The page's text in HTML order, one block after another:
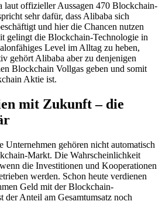
offizieller Aussagen 470 Blockchain-
sehr dafür, dass Alibaba sich
und hier die Chancen nutzen
gelingt die Blockchain-Technologie in
Level im Alltag zu heben,
gehört Alibaba aber zu denjenigen
Blockchain Vollgas geben und somit
Aktie ist.
mit Zukunft – die
Unternehmen gehören nicht automatisch
Markt. Die Wahrscheinlichkeit
die Investitionen und Kooperationen
werden. Schon heute verdienen
Geld mit der Blockchain-
der Anteil am Gesamtumsatz noch